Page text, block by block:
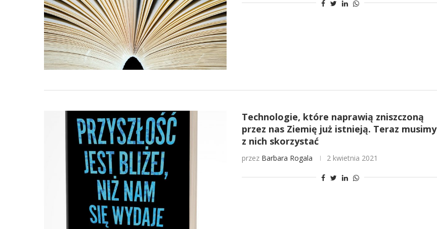
Technologie, które naprawią zniszczoną
przez nas Ziemię już istnieją. Teraz musimy
z nich skorzystać
przez Barbara Rogala 2 kwietnia 2021